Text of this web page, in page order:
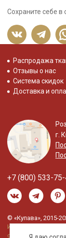
Сохраните себе в
Распродажа
Отзывы о нас
Система скидок
Доставка и
г.
+7 (800) 533-75-
© «Купава», 2015-
Информация на
офертой.